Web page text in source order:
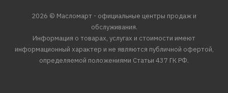
2026 © Масломарт - официальные центры продаж и
обслуживания.
Информация о товарах, услугах и стоимости имеют
информационный характер и не являются публичной офертой,
определяемой положениями Статьи 437 ГК РФ.